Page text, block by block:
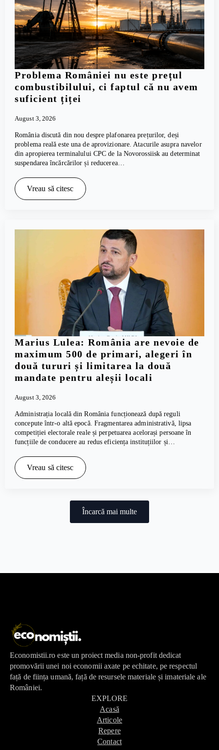
Problema României nu este prețul
combustibilului, ci faptul că nu avem
suficient țiței
August 3, 2026
România discută din nou despre plafonarea prețurilor, deși
problema reală este una de aprovizionare. Atacurile asupra navelor
din apropierea terminalului CPC de la Novorossiisk au determinat
suspendarea încărcărilor și reducerea…
Vreau să citesc
Marius Lulea: România are nevoie de
maximum 500 de primari, alegeri în
două tururi și limitarea la două
mandate pentru aleșii locali
August 3, 2026
Administrația locală din România funcționează după reguli
concepute într-o altă epocă. Fragmentarea administrativă, lipsa
competiției electorale reale și perpetuarea acelorași persoane în
funcțiile de conducere au redus eficiența instituțiilor și…
Vreau să citesc
Încarcă mai multe
Economistii.ro este un proiect media non-profit dedicat
promovării unei noi economii axate pe echitate, pe respectul
față de ființa umană, față de resursele materiale și imateriale ale
României.
EXPLORE
Acasă
Articole
Repere
Contact